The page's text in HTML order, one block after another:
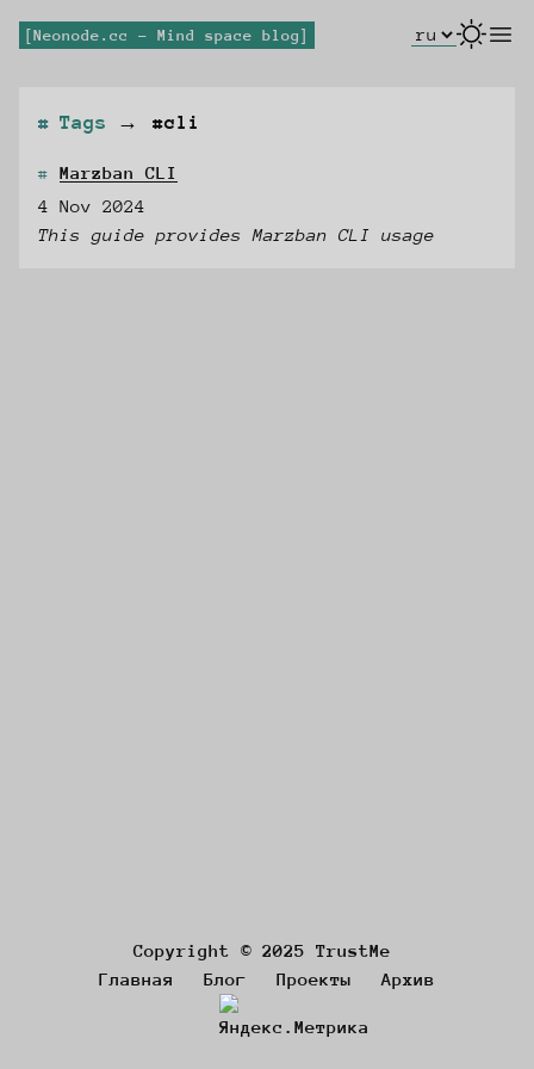
Neonode.cc - Mind space blog Select open
Tags → #cli
Marzban CLI
4 Nov 2024
This guide provides Marzban CLI usage
Copyright © 2025 TrustMe
Главная
Блог Проекты Архив